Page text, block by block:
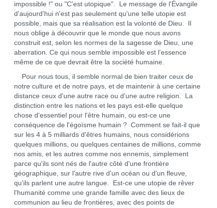
impossible !" ou "C'est utopique". Le message de l'Évangile
d'aujourd'hui n'est pas seulement qu'une telle utopie est
possible, mais que sa réalisation est la volonté de Dieu. Il
nous oblige à découvrir que le monde que nous avons
construit est, selon les normes de la sagesse de Dieu, une
aberration. Ce qui nous semble impossible est l'essence
même de ce que devrait être la société humaine.
Pour nous tous, il semble normal de bien traiter ceux de
notre culture et de notre pays, et de maintenir à une certaine
distance ceux d'une autre race ou d'une autre religion. La
distinction entre les nations et les pays est-elle quelque
chose d'essentiel pour l'être humain, ou est-ce une
conséquence de l'égoïsme humain ? Comment se fait-il que
sur les 4 à 5 milliards d'êtres humains, nous considérions
quelques millions, ou quelques centaines de millions, comme
nos amis, et les autres comme nos ennemis, simplement
parce qu'ils sont nés de l'autre côté d'une frontière
géographique, sur l'autre rive d'un océan ou d'un fleuve,
qu'ils parlent une autre langue. Est-ce une utopie de rêver
l'humanité comme une grande famille avec des lieux de
communion au lieu de frontières, avec des points de